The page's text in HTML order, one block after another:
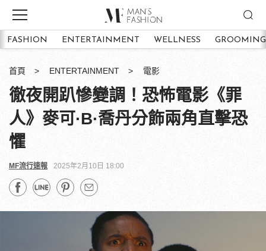
FASHION ENTERTAINMENT WELLNESS GROOMING
首頁 ENTERTAINMENT 電影
徹夜開趴慘變調！恐怖電影《罪
人》麥可·B·喬丹分飾兩角直擊恐
懼
MF流行速報 2025年2月10日 18:00